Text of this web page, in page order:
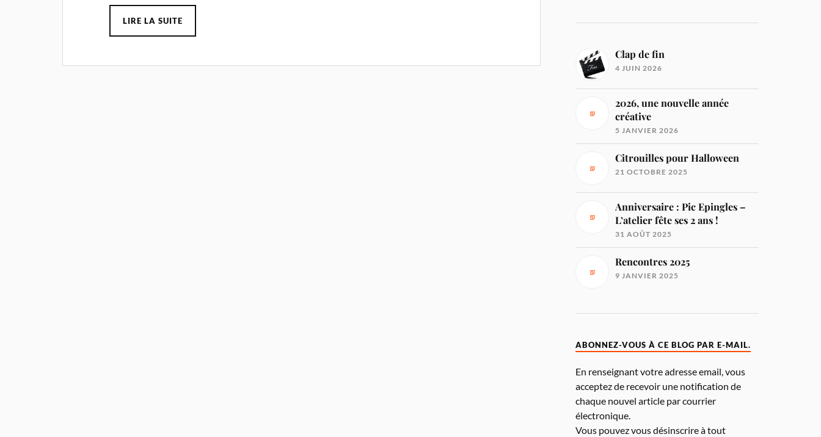
LIRE LA SUITE
Clap de fin
4 JUIN 2026
2026, une nouvelle année
créative
5 JANVIER 2026
Citrouilles pour Halloween
21 OCTOBRE 2025
Anniversaire : Pic Epingles –
L’atelier fête ses 2 ans !
31 AOÛT 2025
Rencontres 2025
9 JANVIER 2025
ABONNEZ-VOUS À CE BLOG PAR E-MAIL.
En renseignant votre adresse email, vous
acceptez de recevoir une notification de
chaque nouvel article par courrier
électronique.
Vous pouvez vous désinscrire à tout